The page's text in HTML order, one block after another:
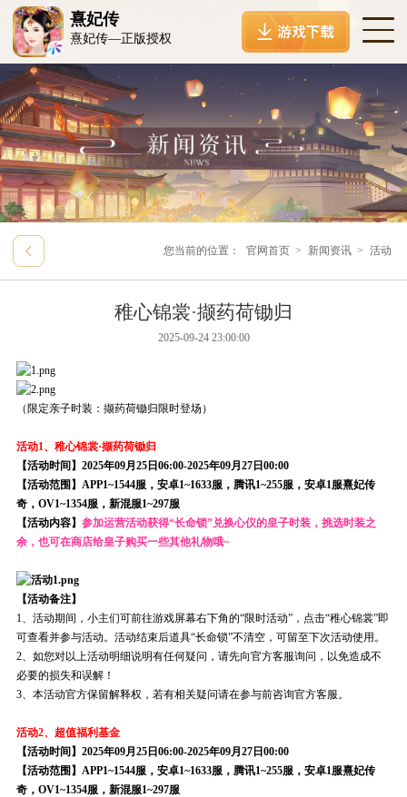
熹妃传
熹妃传—正版授权
您当前的位置： 官网首页 > 新闻资讯 > 活动
稚心锦裳·撷药荷锄归
2025-09-24 23:00:00
（限定亲子时装：撷药荷锄归限时登场）
活动1、稚心锦裳·撷药荷锄归
【活动时间】2025年09月25日06:00-2025年09月27日00:00
【活动范围】APP1~1544服，安卓1~1633服，腾讯1~255服，安卓1服熹妃传
奇，OV1~1354服，新混服1~297服
【活动内容】 参加运营活动获得“长命锁”兑换心仪的皇子时装，挑选时装之
余，也可在商店给皇子购买一些其他礼物哦~
【活动备注】
1、活动期间，小主们可前往游戏屏幕右下角的“限时活动”，点击“稚心锦裳”即
可查看并参与活动。活动结束后道具“长命锁”不清空，可留至下次活动使用。
2、如您对以上活动明细说明有任何疑问，请先向官方客服询问，以免造成不
必要的损失和误解！
3、本活动官方保留解释权，若有相关疑问请在参与前咨询官方客服。
活动2、超值福利基金
【活动时间】2025年09月25日06:00-2025年09月27日00:00
【活动范围】APP1~1544服，安卓1~1633服，腾讯1~255服，安卓1服熹妃传
奇，OV1~1354服，新混服1~297服